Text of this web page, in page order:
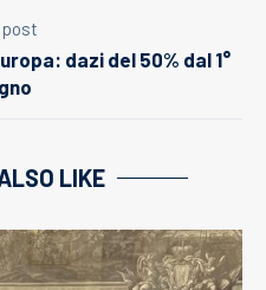
dazi del 50% dal 1°
LIKE